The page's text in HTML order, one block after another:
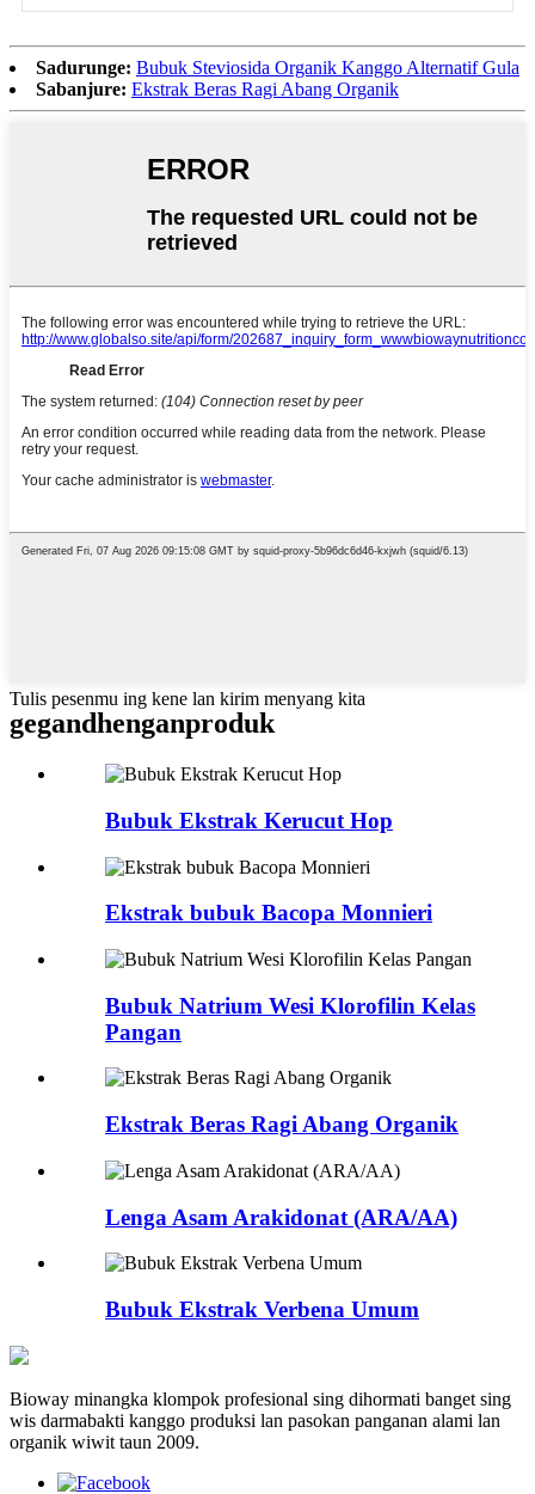
Sadurunge: Bubuk Steviosida Organik Kanggo Alternatif Gula
Sabanjure: Ekstrak Beras Ragi Abang Organik
Tulis pesenmu ing kene lan kirim menyang kita
gegandhenganproduk
Bubuk Ekstrak Kerucut Hop
Ekstrak bubuk Bacopa Monnieri
Bubuk Natrium Wesi Klorofilin Kelas
Pangan
Ekstrak Beras Ragi Abang Organik
Lenga Asam Arakidonat (ARA/AA)
Bubuk Ekstrak Verbena Umum
Bioway minangka klompok profesional sing dihormati banget sing
wis darmabakti kanggo produksi lan pasokan panganan alami lan
organik wiwit taun 2009.